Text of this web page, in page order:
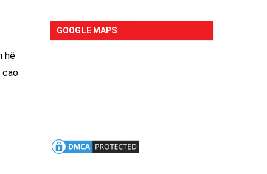
hệ
cao
GOOGLE MAPS